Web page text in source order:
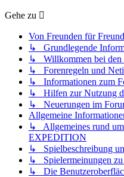
Gehe zu
Von Freunden für
↳ Grundlegende
↳ Willkommen bei den
↳ Forenregeln und
↳ Informationen zum
↳ Hilfen zur Nutzung
↳ Neuerungen im
Allgemeine
↳ Allgemeines rund
EXPEDITION
↳ Spielbeschreibung
↳ Spielermeinungen
↳ Die